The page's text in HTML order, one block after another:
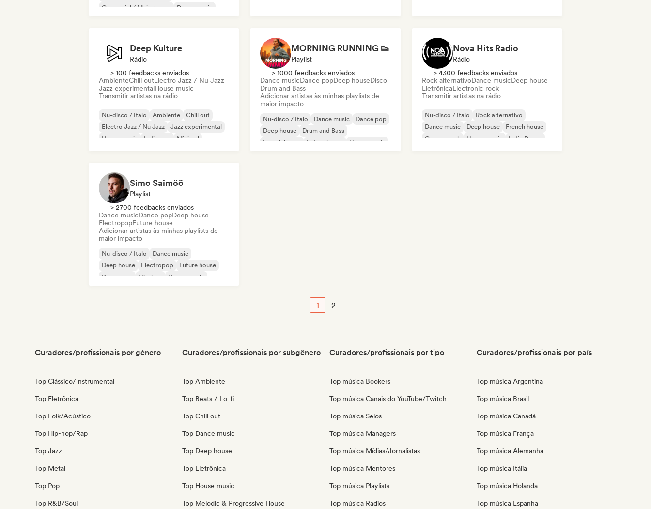
Comercial / Mainstream
Dance music
Deep Kulture
Rádio
> 100 feedbacks enviados
AmbienteChill outElectro Jazz / Nu Jazz
Jazz experimentalHouse music
Transmitir artistas na rádio
Nu-disco / Italo Ambiente
Chill out
Electro Jazz / Nu Jazz
Jazz experimental
House music
Indie pop Minimal
MORNING RUNNING 👟
Playlist
> 1000 feedbacks enviados
Dance musicDance popDeep houseDisco
Drum and Bass
Adicionar artistas às minhas playlists de
maior impacto
Nu-disco / Italo Dance music
Dance pop
Deep house
Drum and Bass
French house
Future house House music
Nova Hits Radio
Rádio
> 4300 feedbacks enviados
Rock alternativoDance musicDeep house
EletrônicaElectronic rock
Transmitir artistas na rádio
Nu-disco / Italo
Rock alternativo
Dance music
Deep house
French house
Garage rock
House music Indie Dance
Simo Saimöö
Playlist
> 2700 feedbacks enviados
Dance musicDance popDeep house
ElectropopFuture house
Adicionar artistas às minhas playlists de
maior impacto
Nu-disco / Italo
Dance music
Deep house
Electropop
Future house
Dance pop
Hip-hop House music
1 2
Curadores/profissionais por género
Top Clássico/Instrumental
Top Eletrônica
Top Folk/Acústico
Top Hip-hop/Rap
Top Jazz
Top Metal
Top Pop
Top R&B/Soul
Curadores/profissionais por subgênero
Top Ambiente
Top Beats / Lo-fi
Top Chill out
Top Dance music
Top Deep house
Top Eletrônica
Top House music
Top Melodic & Progressive House
Curadores/profissionais por tipo
Top música Bookers
Top música Canais do YouTube/Twitch
Top música Selos
Top música Managers
Top música Mídias/Jornalistas
Top música Mentores
Top música Playlists
Top música Rádios
Curadores/profissionais por país
Top música Argentina
Top música Brasil
Top música Canadá
Top música França
Top música Alemanha
Top música Itália
Top música Holanda
Top música Espanha